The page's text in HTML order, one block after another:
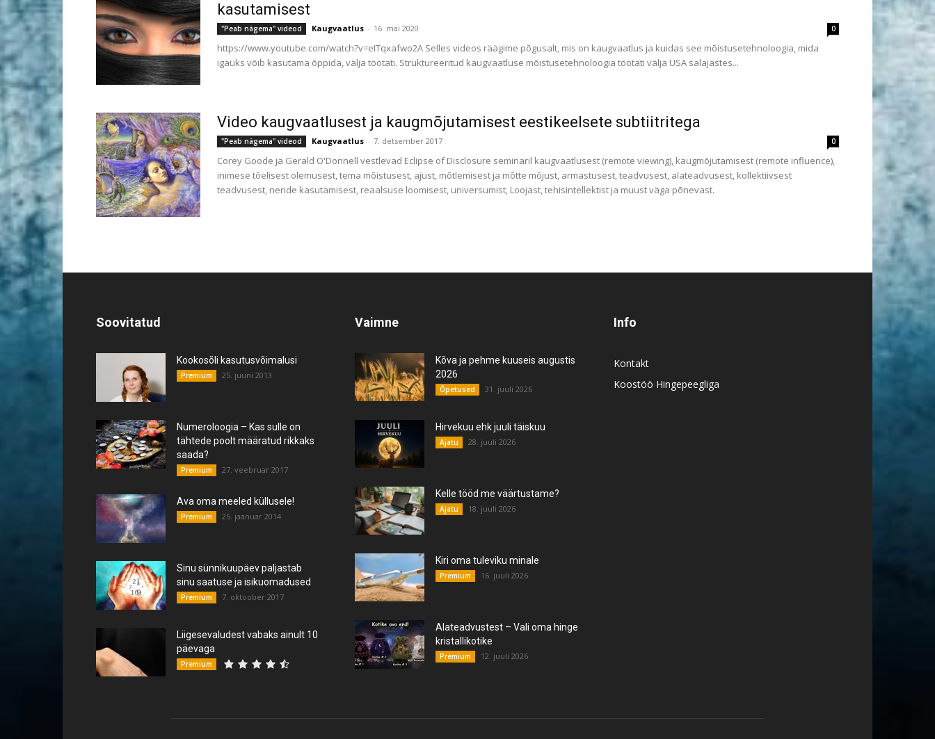
kasutamisest
"Peab nägema" videod Kaugvaatlus - 16. mai 2020 0
https://www.youtube.com/watch?v=eITqxafwo2A Selles videos räägime põgusalt, mis on kaugvaatlus ja kuidas see mõistusetehnoloogia, mida
igaüks võib kasutama õppida, välja töötati. Struktureeritud kaugvaatluse mõistusetehnoloogia töötati välja USA salajastes...
Video kaugvaatlusest ja kaugmõjutamisest eestikeelsete subtiitritega
"Peab nägema" videod Kaugvaatlus - 7. detsember 2017 0
Corey Goode ja Gerald O'Donnell vestlevad Eclipse of Disclosure seminaril kaugvaatlusest (remote viewing), kaugmõjutamisest (remote influence),
inimese tõelisest olemusest, tema mõistusest, ajust, mõtlemisest ja mõtte mõjust, armastusest, teadvusest, alateadvusest, kollektiivsest
teadvusest, nende kasutamisest, reaalsuse loomisest, universumist, Loojast, tehisintellektist ja muust väga põnevast.
Soovitatud
Kookosõli kasutusvõimalusi
Premium 25. juuni 2013
Numeroloogia – Kas sulle on
tähtede poolt määratud rikkaks
saada?
Premium 27. veebruar 2017
Ava oma meeled küllusele!
Premium 25. jaanuar 2014
Sinu sünnikuupäev paljastab
sinu saatuse ja isikuomadused
Premium 7. oktoober 2017
Liigesevaludest vabaks ainult 10
päevaga
Premium
Vaimne
Kõva ja pehme kuuseis augustis
2026
Õpetused 31. juuli 2026
Hirvekuu ehk juuli täiskuu
Ajatu 28. juuli 2026
Kelle tööd me väärtustame?
Ajatu 18. juuli 2026
Kiri oma tuleviku minale
Premium 16. juuli 2026
Alateadvustest – Vali oma hinge
kristallikotike
Premium 12. juuli 2026
Info
Kontakt
Koostöö Hingepeegliga